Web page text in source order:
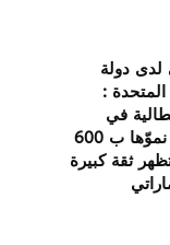
لدى دولة
المتحدة :
في
الإمارات تواصل نموّها ب 600
ثقة كبيرة